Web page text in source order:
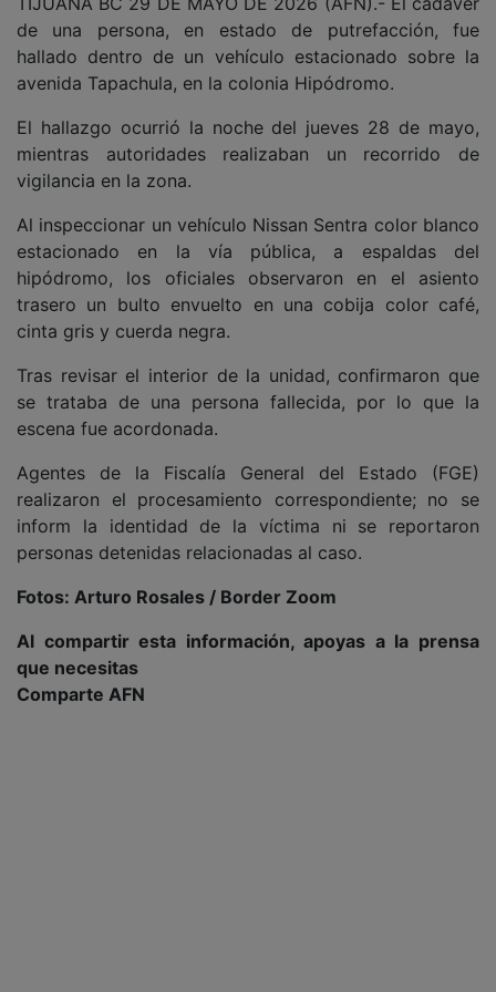
de una persona, en estado de putrefacción, fue
hallado dentro de un vehículo estacionado sobre la
avenida Tapachula, en la colonia Hipódromo.
El hallazgo ocurrió la noche del jueves 28 de mayo,
mientras autoridades realizaban un recorrido de
vigilancia en la zona.
Al inspeccionar un vehículo Nissan Sentra color blanco
estacionado en la vía pública, a espaldas del
hipódromo, los oficiales observaron en el asiento
trasero un bulto envuelto en una cobija color café,
cinta gris y cuerda negra.
Tras revisar el interior de la unidad, confirmaron que
se trataba de una persona fallecida, por lo que la
escena fue acordonada.
Agentes de la Fiscalía General del Estado (FGE)
realizaron el procesamiento correspondiente; no se
inform la identidad de la víctima ni se reportaron
personas detenidas relacionadas al caso.
Fotos: Arturo Rosales / Border Zoom
Al compartir esta información, apoyas a la prensa
que necesitas
Comparte AFN